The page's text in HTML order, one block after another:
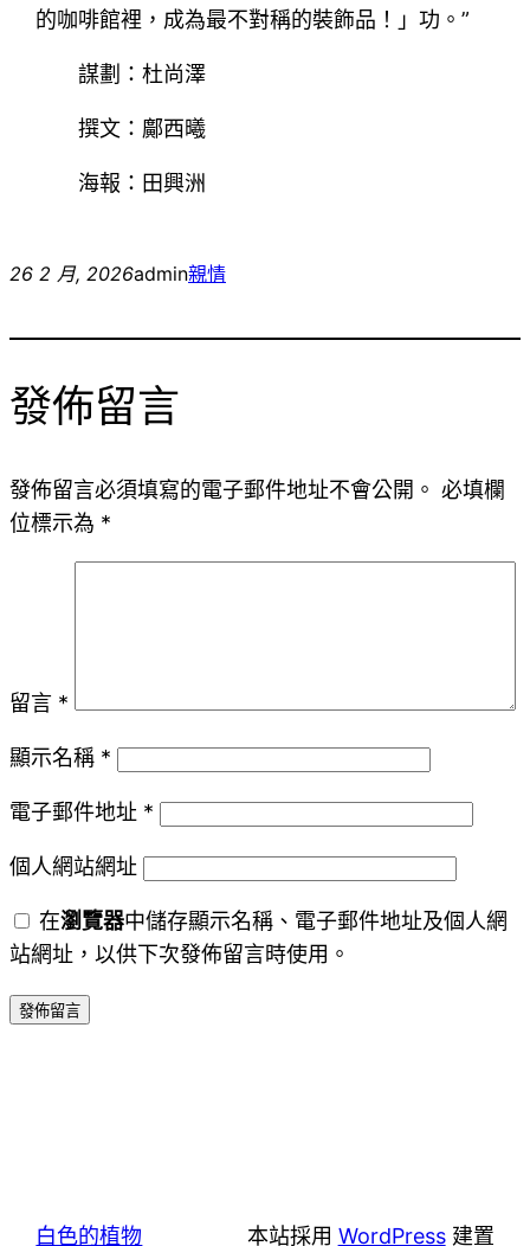
的咖啡館裡，成為最不對稱的裝飾品！」功。”
謀劃：杜尚澤
撰文：鄺西曦
海報：田興洲
26 2 月, 2026admin親情
發佈留言
發佈留言必須填寫的電子郵件地址不會公開。 必填欄
位標示為 *
留言 *
顯示名稱 *
電子郵件地址 *
個人網站網址
在瀏覽器中儲存顯示名稱、電子郵件地址及個人網
站網址，以供下次發佈留言時使用。
白色的植物 本站採用 WordPress建置